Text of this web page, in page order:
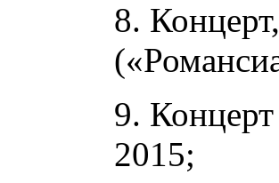
8.
9.
2015;